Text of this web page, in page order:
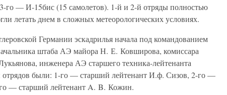
го — И-15бис (15 самолетов). 1-й и 2-й отряды полностью
летать днем в сложных метеорологических условиях.
Германии эскадрилья начала под командованием
штаба АЭ майора Н. Е. Ковширова, комиссара
инженера АЭ старшего техника-лейтенанта
были: 1-го — старший лейтенант И.ф. Сизов, 2-го —
— старший лейтенант A. B. Кожин.